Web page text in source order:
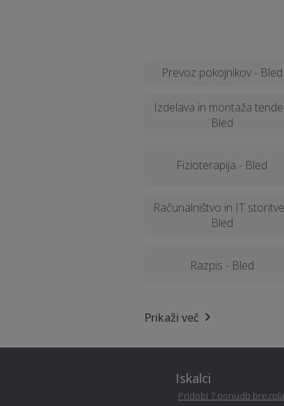
Prevoz pokojnikov - Bled
Izdelava in montaža
Bled
Fizioterapija - Bled
Računalništvo in IT
Bled
Razpis - Bled
resničnost (VR - AR) - Bled
Prikaži več
Iskalci
Pridobi 7 ponudb